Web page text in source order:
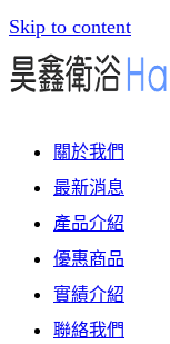
Skip to content
關於我們
最新消息
產品介紹
優惠商品
實績介紹
聯絡我們